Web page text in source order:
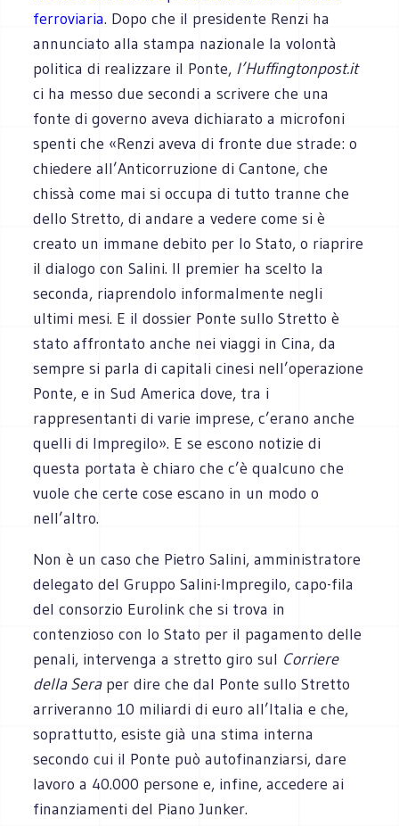
ferroviaria. Dopo che il presidente Renzi ha
annunciato alla stampa nazionale la volontà
politica di realizzare il Ponte, l’Huffingtonpost.it
ci ha messo due secondi a scrivere che una
fonte di governo aveva dichiarato a microfoni
spenti che «Renzi aveva di fronte due strade: o
chiedere all’Anticorruzione di Cantone, che
chissà come mai si occupa di tutto tranne che
dello Stretto, di andare a vedere come si è
creato un immane debito per lo Stato, o riaprire
il dialogo con Salini. Il premier ha scelto la
seconda, riaprendolo informalmente negli
ultimi mesi. E il dossier Ponte sullo Stretto è
stato affrontato anche nei viaggi in Cina, da
sempre si parla di capitali cinesi nell’operazione
Ponte, e in Sud America dove, tra i
rappresentanti di varie imprese, c’erano anche
quelli di Impregilo». E se escono notizie di
questa portata è chiaro che c’è qualcuno che
vuole che certe cose escano in un modo o
nell’altro.
Non è un caso che Pietro Salini, amministratore
delegato del Gruppo Salini-Impregilo, capo-fila
del consorzio Eurolink che si trova in
contenzioso con lo Stato per il pagamento delle
penali, intervenga a stretto giro sul Corriere
della Seraper dire che dal Ponte sullo Stretto
arriveranno 10 miliardi di euro all’Italia e che,
soprattutto, esiste già una stima interna
secondo cui il Ponte può autofinanziarsi, dare
lavoro a 40.000 persone e, infine, accedere ai
finanziamenti del Piano Junker.